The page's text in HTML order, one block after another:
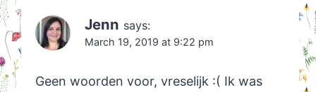
Jenn says:
March 19, 2019 at 9:22 pm
Geen woorden voor, vreselijk :( Ik was